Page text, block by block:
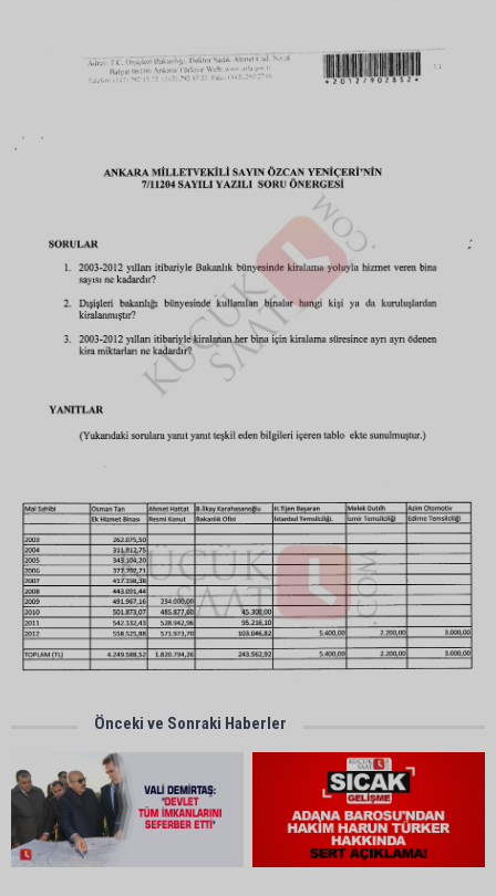
Önceki ve Sonraki Haberler